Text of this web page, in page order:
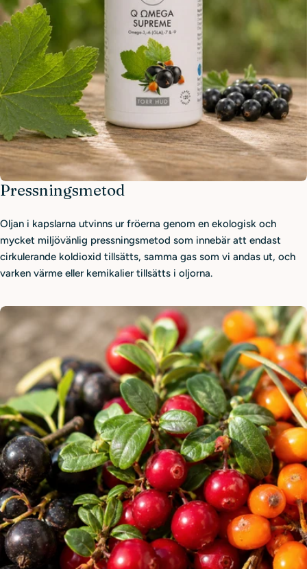
Pressningsmetod
Oljan i kapslarna utvinns ur fröerna genom en ekologisk och
mycket miljövänlig pressningsmetod som innebär att endast
cirkulerande koldioxid tillsätts, samma gas som vi andas ut, och
varken värme eller kemikalier tillsätts i oljorna.